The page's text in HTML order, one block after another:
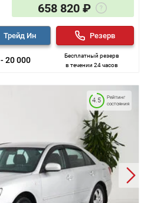
658 820 ₽
- 20 000
Трейд Ин
Бесплатный резерв
в течении 24 часов
Резерв
Рейтинг
состояния
4.5